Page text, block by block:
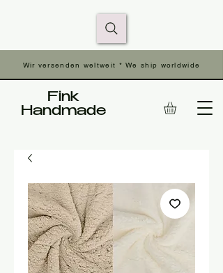
Wir versenden weltweit * We ship worldwide
Fink
Handmade